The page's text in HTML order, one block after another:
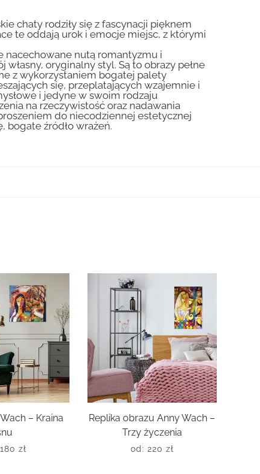
chaty rodziły się z fascynacji pięknem
te oddają urok i emocje miejsc, z którymi
nacechowane nutą romantyzmu i
oryginalny styl. Są to obrazy pełne
z wykorzystaniem bogatej palety
się, przeplatających wzajemnie i
i jedyne w swoim rodzaju
na rzeczywistość oraz nadawania
do niecodziennej estetycznej
bogate źródło wrażeń.
– Kraina
180 zł
Replika obrazu Anny Wach –
Trzy życzenia
od: 220 zł